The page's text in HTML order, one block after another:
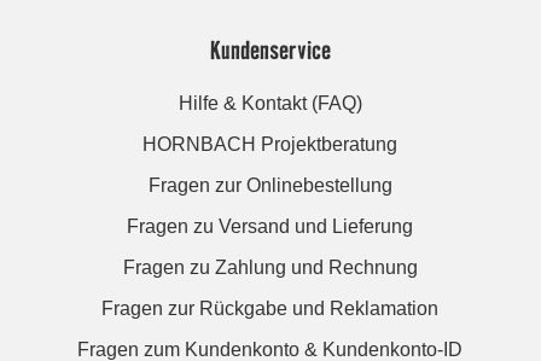
Kundenservice
Hilfe & Kontakt (FAQ)
HORNBACH Projektberatung
Fragen zur Onlinebestellung
Fragen zu Versand und Lieferung
Fragen zu Zahlung und Rechnung
Fragen zur Rückgabe und Reklamation
Fragen zum Kundenkonto & Kundenkonto-ID